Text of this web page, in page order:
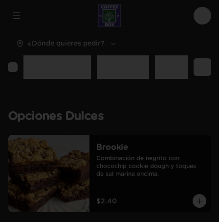
Abrir menu de navegación
¿Dónde quieres pedir?
Opciones Dulces
Brookie
Combinación de negrito con
chocochip cookie dough y toques
de sal marina encima.
$2.40